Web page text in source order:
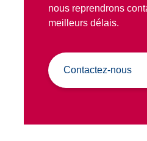
nous reprendrons
meilleurs délais.
Contactez-nous